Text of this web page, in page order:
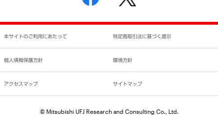
書面による個人情報の開示等の請求の手続きについて
本サイトのご利用にあたって 特定商取引法に基づく提示
個人情報保護方針 環境方針
アクセスマップ サイトマップ
© Mitsubishi UFJ Research and Consulting Co., Ltd.